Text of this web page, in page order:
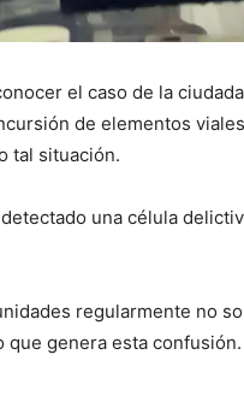
el caso de la
de elementos
tal situación.
una célula
regularmente no
que genera esta confusión.